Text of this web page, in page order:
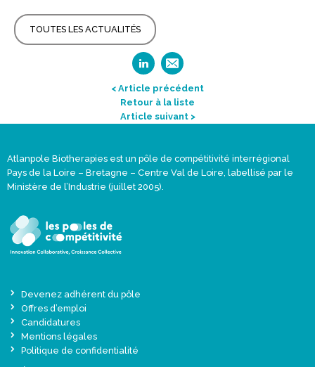
TOUTES LES ACTUALITÉS
< Article précédent
Retour à la liste
Article suivant >
Atlanpole Biotherapies est un pôle de compétitivité interrégional
Pays de la Loire – Bretagne – Centre Val de Loire, labellisé par le
Ministère de l’Industrie (juillet 2005).
Devenez adhérent du pôle
Offres d’emploi
Candidatures
Mentions légales
Politique de confidentialité